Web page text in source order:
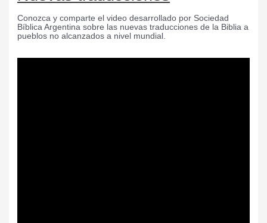
Conozca y comparte el video desarrollado por Sociedad
Bíblica Argentina sobre las nuevas traducciones de la Biblia a
pueblos no alcanzados a nivel mundial.